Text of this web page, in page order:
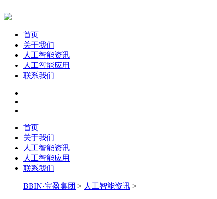
首页
关于我们
人工智能资讯
人工智能应用
联系我们
首页
关于我们
人工智能资讯
人工智能应用
联系我们
BBIN·宝盈集团 > 人工智能资讯 >